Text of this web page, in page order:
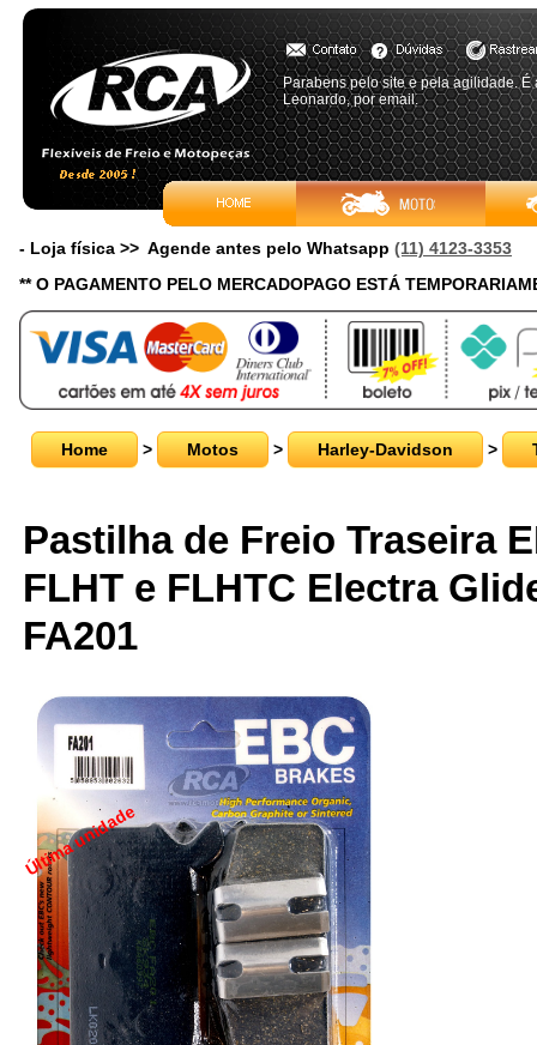
Parabens pelo site e pela agilidade.
Leonardo, por email.
- Loja física >> Agende antes pelo Whatsapp (11) 4123-3353
** O PAGAMENTO PELO MERCADOPAGO ESTÁ
Home > Motos > Harley-Davidson >
Pastilha de Freio Traseira
FLHT e FLHTC Electra
FA201
Última unidade